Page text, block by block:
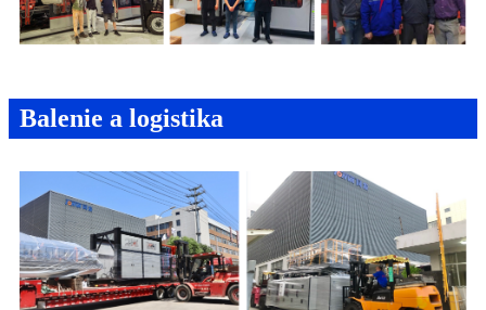
Balenie a logistika